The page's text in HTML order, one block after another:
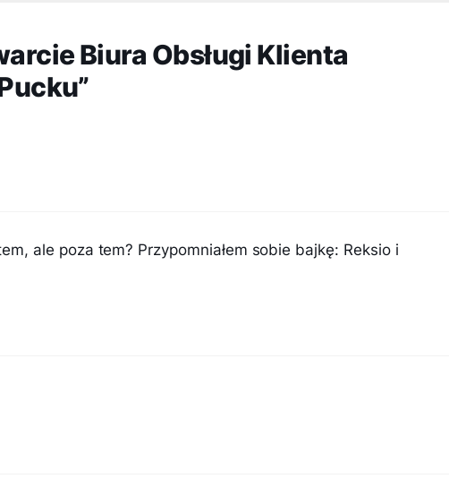
Biura Obsługi Klienta
ale poza tem? Przypomniałem sobie bajkę: Reksio i